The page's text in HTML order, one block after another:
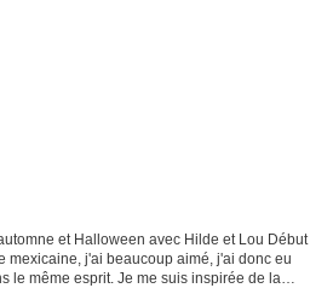
et Halloween avec Hilde et Lou Début
mexicaine, j'ai beaucoup aimé, j'ai donc eu
le même esprit. Je me suis inspirée de la